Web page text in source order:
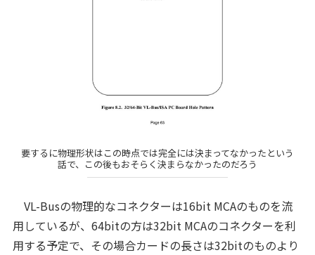
要するに物理形状はこの時点では完全には決まってなかったという
話で、この後もおそらく決まらなかったのだろう
VL-Busの物理的なコネクターは16bit MCAのものを流
用しているが、64bitの方は32bit MCAのコネクターを利
用する予定で、その場合カードの長さは32bitのものより